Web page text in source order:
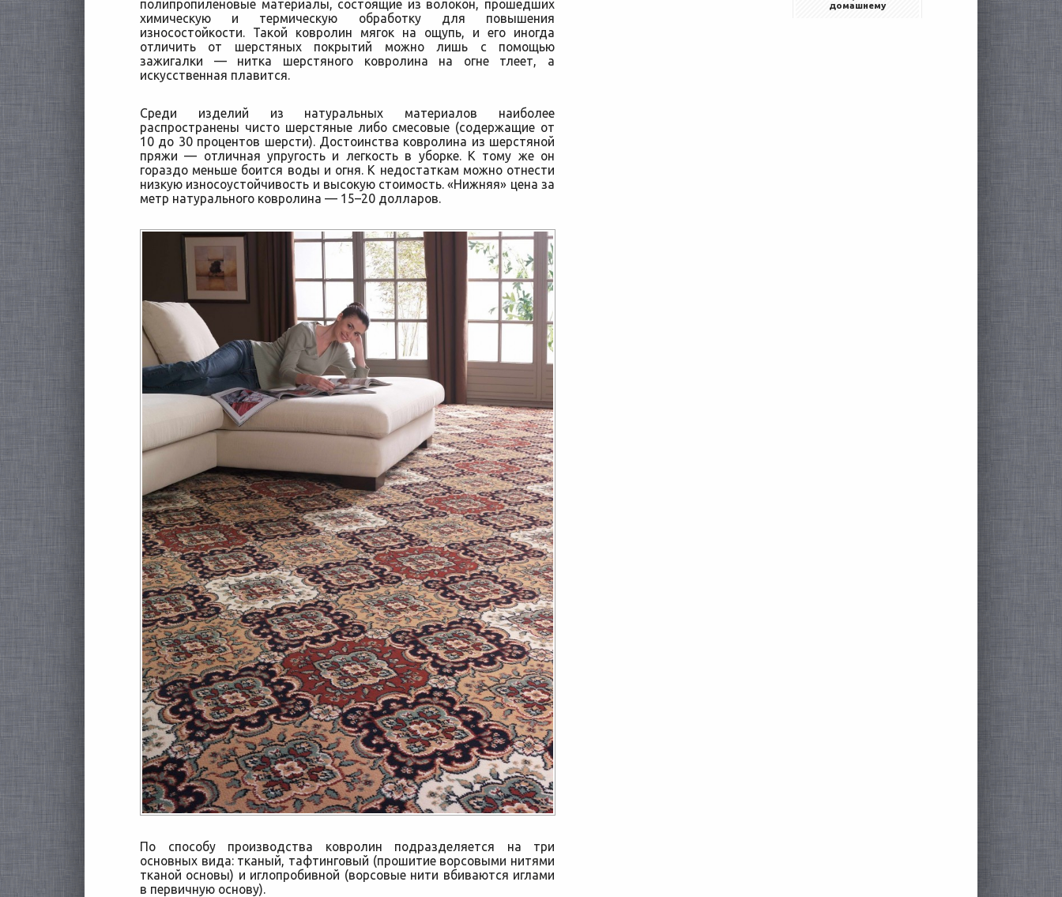
полипропиленовые материалы, состоящие из волокон, прошедших
химическую и термическую обработку для повышения
износостойкости. Такой ковролин мягок на ощупь, и его иногда
отличить от шерстяных покрытий можно лишь с помощью
зажигалки — нитка шерстяного ковролина на огне тлеет, а
искусственная плавится.
Среди изделий из натуральных материалов наиболее
распространены чисто шерстяные либо смесовые (содержащие от
10 до 30 процентов шерсти). Достоинства ковролина из шерстяной
пряжи — отличная упругость и легкость в уборке. К тому же он
гораздо меньше боится воды и огня. К недостаткам можно отнести
низкую износоустойчивость и высокую стоимость. «Нижняя» цена за
метр натурального ковролина — 15–20 долларов.
По способу производства ковролин подразделяется на три
основных вида: тканый, тафтинговый (прошитие ворсовыми нитями
тканой основы) и иглопробивной (ворсовые нити вбиваются иглами
в первичную основу).
домашнему